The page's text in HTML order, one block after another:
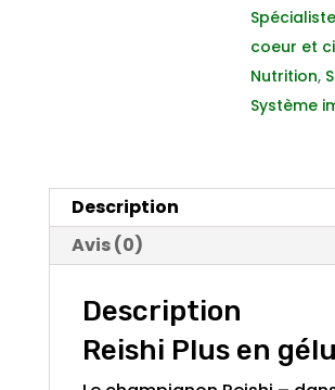
coeur et
Nutrition,
Système
Description
Avis (0)
Description
Reishi Plus en